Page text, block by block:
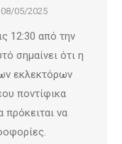
08/05/2025
12:30 από την
σημαίνει ότι η
εκλεκτόρων
ποντίφικα
να